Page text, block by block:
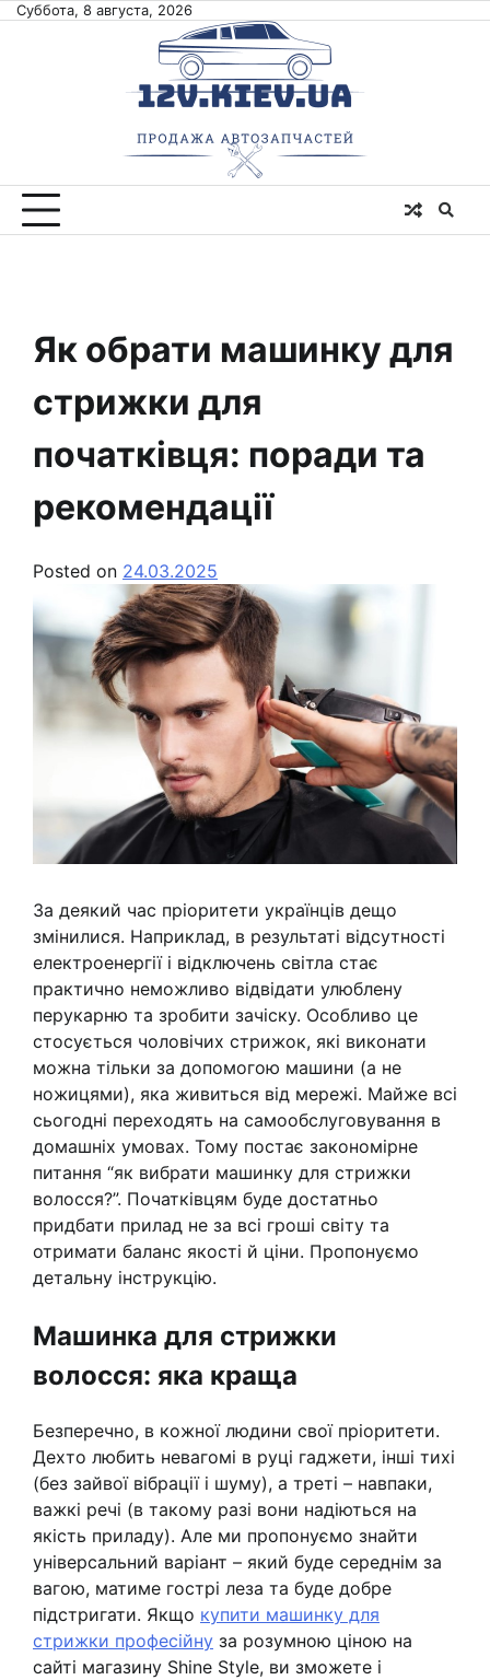
SkipСуббота, 8 августа, 2026
Як обрати машинку для
стрижки для
початківця: поради та
рекомендації
Posted on 24.03.2025
За деякий час пріоритети українців дещо
змінилися. Наприклад, в результаті відсутності
електроенергії і відключень світла стає
практично неможливо відвідати улюблену
перукарню та зробити зачіску. Особливо це
стосується чоловічих стрижок, які виконати
можна тільки за допомогою машини (а не
ножицями), яка живиться від мережі. Майже всі
сьогодні переходять на самообслуговування в
домашніх умовах. Тому постає закономірне
питання “як вибрати машинку для стрижки
волосся?”. Початківцям буде достатньо
придбати прилад не за всі гроші світу та
отримати баланс якості й ціни. Пропонуємо
детальну інструкцію.
Машинка для стрижки
волосся: яка краща
Безперечно, в кожної людини свої пріоритети.
Дехто любить невагомі в руці гаджети, інші тихі
(без зайвої вібрації і шуму), а треті – навпаки,
важкі речі (в такому разі вони надіються на
якість приладу). Але ми пропонуємо знайти
універсальний варіант – який буде середнім за
вагою, матиме гострі леза та буде добре
підстригати. Якщо купити машинку для
стрижки професійну за розумною ціною на
сайті магазину Shine Style, ви зможете і